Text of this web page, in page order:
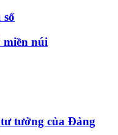
số
miền núi
tưởng của Đảng